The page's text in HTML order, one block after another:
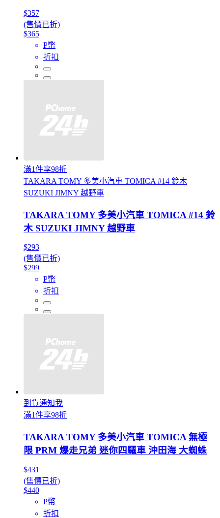
$357
(售價已折)
$365
P幣
折扣
滿1件享98折
TAKARA TOMY 多美小汽車 TOMICA #14 鈴木
SUZUKI JIMNY 越野車
TAKARA TOMY 多美小汽車 TOMICA #14 鈴
木 SUZUKI JIMNY 越野車
$293
(售價已折)
$299
P幣
折扣
到貨通知我
滿1件享98折
TAKARA TOMY 多美小汽車 TOMICA 無極
限 PRM 爆走兄弟 迷你四驅車 沖田海 大蜘蛛
$431
(售價已折)
$440
P幣
折扣